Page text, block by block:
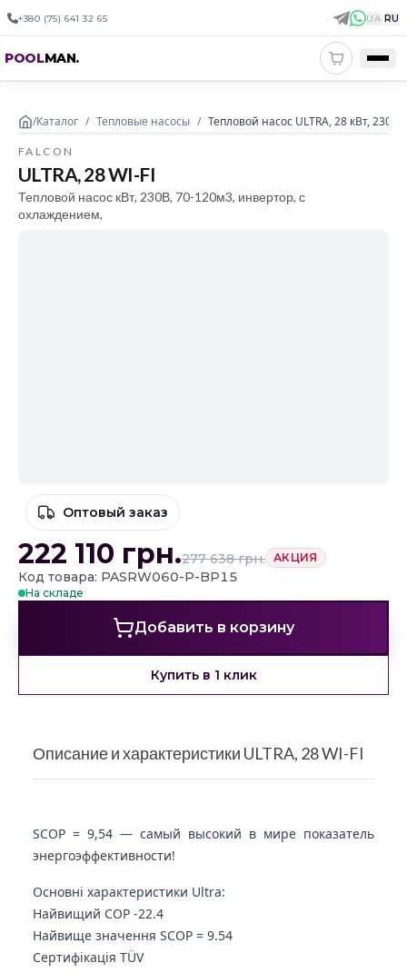
+380 (75) 641 32 65 UA|RU
POOLMAN.
/Каталог / Тепловые насосы / Тепловой насос ULTRA, 28 кВт,
FALCON
ULTRA, 28 WI-FI
Тепловой насос кВт, 230В, 70-120м3, инвертор, с
охлаждением,
Оптовый заказ
222 110 грн.277 638грн. АКЦИЯ
Код товара: PASRW060-P-BP15
На складе
Добавить в корзину
Купить в 1 клик
Описание и характеристики ULTRA, 28 WI-FI
SCOP = 9,54 — самый высокий в мире показатель
энергоэффективности!
Основні характеристики Ultra:
Найвищий COP -22.4
Найвище значення SCOP = 9.54
Сертифікація TÜV